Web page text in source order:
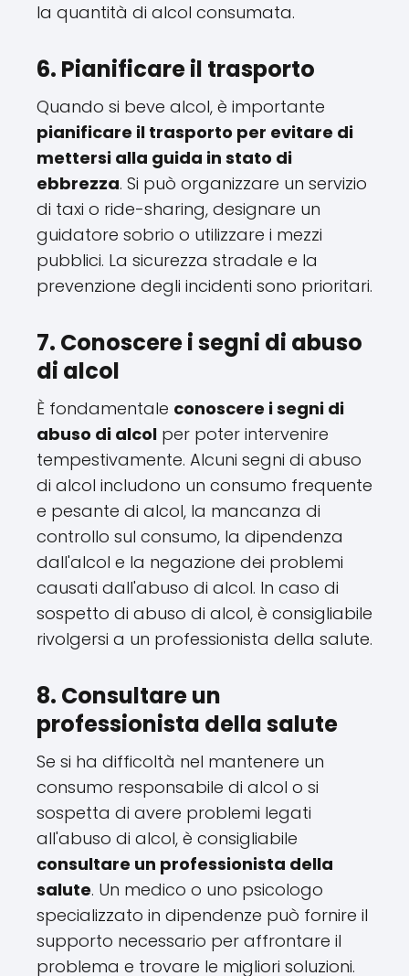
la quantità di alcol consumata.
6. Pianificare il trasporto
Quando si beve alcol, è importante
pianificare il trasporto per evitare di
mettersi alla guida in stato di
ebbrezza. Si può organizzare un servizio
di taxi o ride-sharing, designare un
guidatore sobrio o utilizzare i mezzi
pubblici. La sicurezza stradale e la
prevenzione degli incidenti sono prioritari.
7. Conoscere i segni di abuso
di alcol
È fondamentale conoscere i segni di
abuso di alcol per poter intervenire
tempestivamente. Alcuni segni di abuso
di alcol includono un consumo frequente
e pesante di alcol, la mancanza di
controllo sul consumo, la dipendenza
dall'alcol e la negazione dei problemi
causati dall'abuso di alcol. In caso di
sospetto di abuso di alcol, è consigliabile
rivolgersi a un professionista della salute.
8. Consultare un
professionista della salute
Se si ha difficoltà nel mantenere un
consumo responsabile di alcol o si
sospetta di avere problemi legati
all'abuso di alcol, è consigliabile
consultare un professionista della
salute. Un medico o uno psicologo
specializzato in dipendenze può fornire il
supporto necessario per affrontare il
problema e trovare le migliori soluzioni.